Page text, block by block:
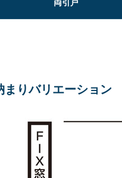
両引戸
まりバリエーション